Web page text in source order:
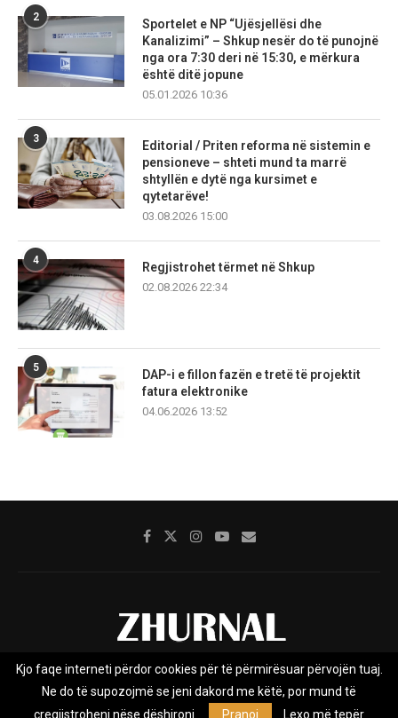
2
Sportelet e NP “Ujësjellësi dhe
Kanalizimi” – Shkup nesër do të punojnë
nga ora 7:30 deri në 15:30, e mërkura
është ditë jopune
05.01.2026 10:36
3
Editorial / Priten reforma në sistemin e
pensioneve – shteti mund ta marrë
shtyllën e dytë nga kursimet e
qytetarëve!
03.08.2026 15:00
4
Regjistrohet tërmet në Shkup
02.08.2026 22:34
5
DAP-i e fillon fazën e tretë të projektit
fatura elektronike
04.06.2026 13:52
Rreth nesh Impresumi Marketing
Privacy Policy
Kjo faqe interneti përdor cookies për të përmirësuar përvojën tuaj.
Ne do të supozojmë se jeni dakord me këtë, por mund të
çregjistroheni nëse dëshironi.
Pranoj Lexo më tepër